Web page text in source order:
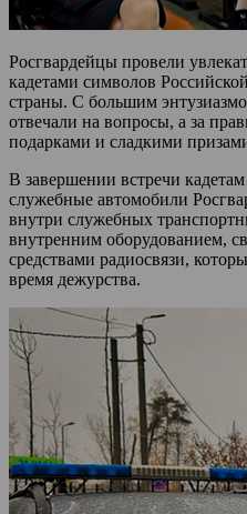
Росгвардейцы провели
кадетами символов
страны. С большим
отвечали на вопросы, а за
подарками и сладкими
В завершении встречи
служебные автомобили
внутри служебных
внутренним оборудованием,
средствами радиосвязи,
время дежурства.